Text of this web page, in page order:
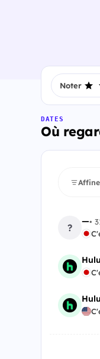
Noter
DATES
Où
?
—•
Hulu
Hulu